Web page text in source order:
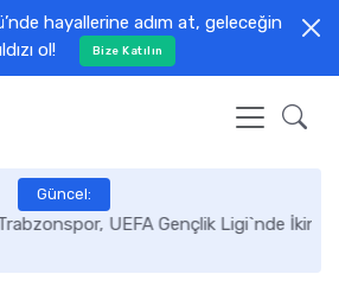
hayallerine adım at, geleceğin
ol!
Bize Katılın
Güncel:
UEFA Gençlik Ligi`nde İkinci Oldu.